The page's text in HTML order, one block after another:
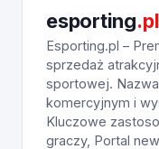
esporting.pl
Esporting.pl –
sprzedaż
sportowej.
komercyjnym i
Kluczowe
graczy, Portal